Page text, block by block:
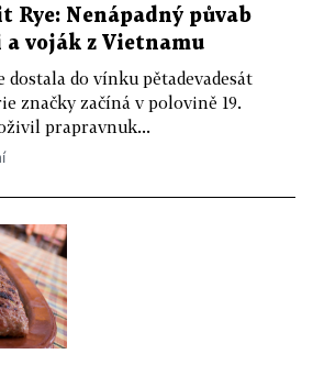
Rye: Nenápadný půvab
voják z Vietnamu
do vínku pětadevadesát
značky začíná v polovině 19.
prapravnuk...